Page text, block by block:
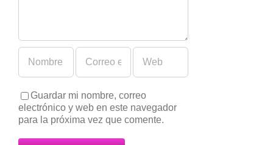
Guardar mi nombre, correo
electrónico y web en este navegador
para la próxima vez que comente.